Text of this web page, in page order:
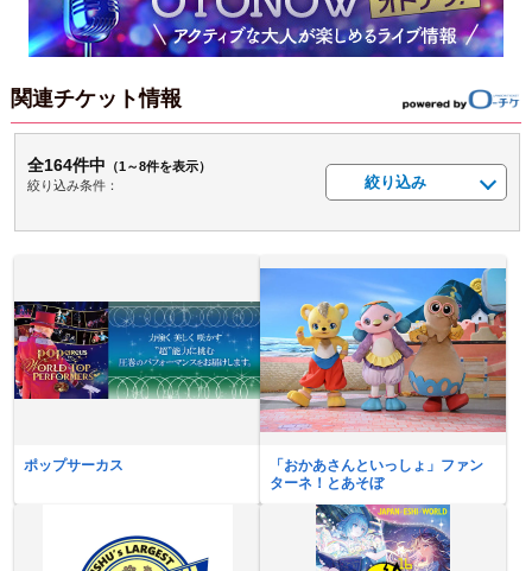
関連チケット情報
全164件中 （1～8件を表示）
絞り込み条件：
絞り込み
ポップサーカス
「おかあさんといっしょ」ファン
ターネ！とあそぼ